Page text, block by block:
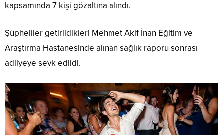
kapsamında 7 kişi gözaltına alındı.
Şüpheliler getirildikleri Mehmet Akif İnan Eğitim ve
Araştırma Hastanesinde alınan sağlık raporu sonrası
adliyeye sevk edildi.